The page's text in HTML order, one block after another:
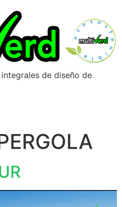
de diseño de